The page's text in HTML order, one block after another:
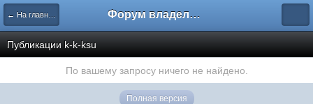
← На главную Форум владельцев интернет-магазинов
Публикации k-k-ksu
По вашему запросу ничего не найдено.
Полная версия